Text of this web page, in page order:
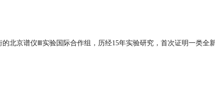
北京谱仪Ⅲ实验国际合作组，历经15年实验研究，首次证明一类全